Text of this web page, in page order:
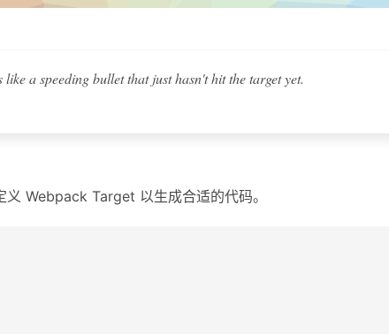
like a speeding bullet that just hasn't hit the target yet.
Webpack Target 以生成合适的代码。